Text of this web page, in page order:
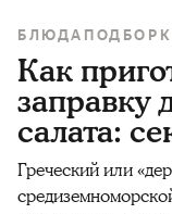
БЛЮДА
Как
заправку
салата:
Греческий или